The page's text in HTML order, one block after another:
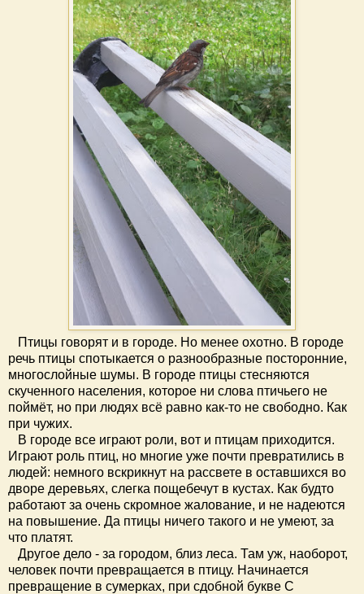
Птицы говорят и в городе. Но менее охотно. В городе
речь птицы спотыкается о разнообразные посторонние,
многослойные шумы. В городе птицы стесняются
скученного населения, которое ни слова птичьего не
поймёт, но при людях всё равно как-то не свободно. Как
при чужих.
В городе все играют роли, вот и птицам приходится.
Играют роль птиц, но многие уже почти превратились в
людей: немного вскрикнут на рассвете в оставшихся во
дворе деревьях, слегка пощебечут в кустах. Как будто
работают за очень скромное жалование, и не надеются
на повышение. Да птицы ничего такого и не умеют, за
что платят.
Другое дело - за городом, близ леса. Там уж, наоборот,
человек почти превращается в птицу. Начинается
превращение в сумерках, при сдобной букве С